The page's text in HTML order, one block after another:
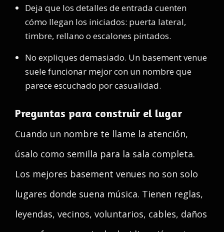
Deja que los detalles de entrada cuenten
cómo llegan los iniciados: puerta lateral,
timbre, rellano o escalones pintados.
No expliques demasiado. Un basement venue
suele funcionar mejor con un nombre que
parece escuchado por casualidad.
Preguntas para construir el lugar
Cuando un nombre te llame la atención,
úsalo como semilla para la sala completa.
Los mejores basement venues no son solo
lugares donde suena música. Tienen reglas,
leyendas, vecinos, voluntarios, cables, daños